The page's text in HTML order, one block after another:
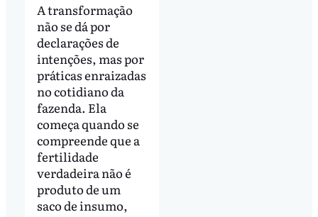
A transformação
não se dá por
declarações de
intenções, mas por
práticas enraizadas
no cotidiano da
fazenda. Ela
começa quando se
compreende que a
fertilidade
verdadeira não é
produto de um
saco de insumo,